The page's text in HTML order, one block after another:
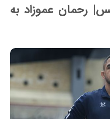
رحمان عموزاد به